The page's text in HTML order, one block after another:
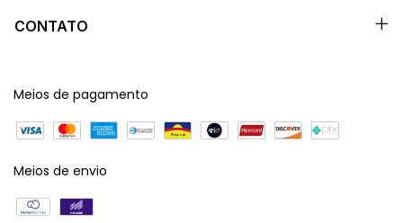
CONTATO
Meios de pagamento
Meios de envio